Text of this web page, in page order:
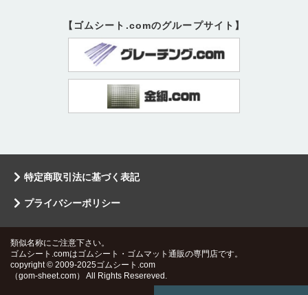
【ゴムシート.comのグループサイト】
特定商取引法に基づく表記
プライバシーポリシー
類似名称にご注意下さい。
ゴムシート.comはゴムシート・ゴムマット通販の専門店です。
copyright © 2009-2025ゴムシート.com
（gom-sheet.com） All Rights Resereved.